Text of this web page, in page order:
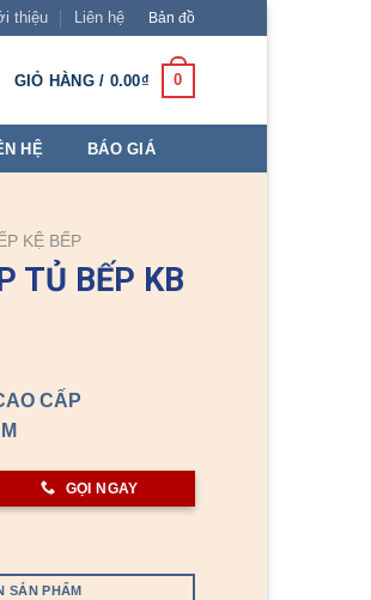
thiệu Liên hệ Bản đồ
GIỎ HÀNG / 0.00₫ 0
HỆ BÁO GIÁ
KỆ BẾP
TỦ BẾP KB
CẤP
GỌI NGAY
SẢN PHẨM